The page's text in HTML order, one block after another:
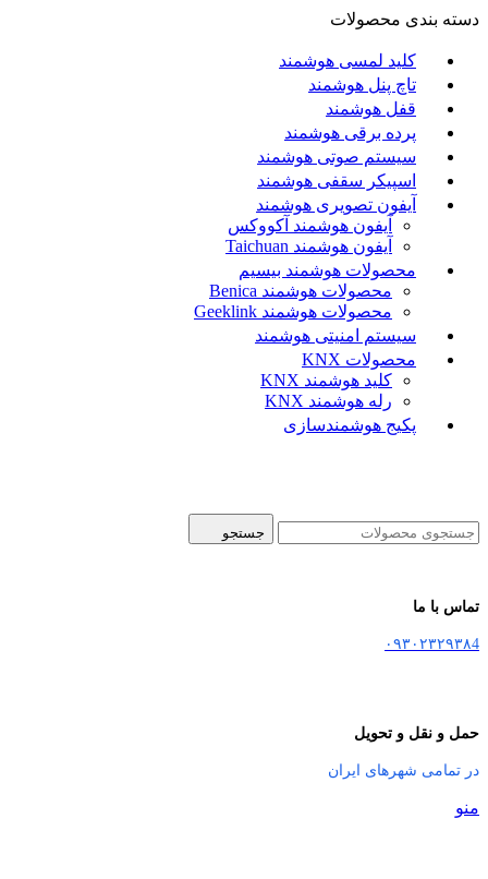
دسته بندی محصولات
کلید لمسی هوشمند
تاچ پنل هوشمند
قفل هوشمند
پرده برقی هوشمند
سیستم صوتی هوشمند
اسپیکر سقفی هوشمند
آیفون تصویری هوشمند
آيفون هوشمند آکووکس
آیفون هوشمند Taichuan
محصولات هوشمند بیسیم
محصولات هوشمند Benica
محصولات هوشمند Geeklink
سیستم امنیتی هوشمند
محصولات KNX
کلید هوشمند KNX
رله هوشمند KNX
پکیج هوشمندسازی
جستجو
تماس با ما
۰۹۳۰۲۳۲۹۳۸4
حمل و نقل و تحویل
در تمامی شهرهای ایران
منو